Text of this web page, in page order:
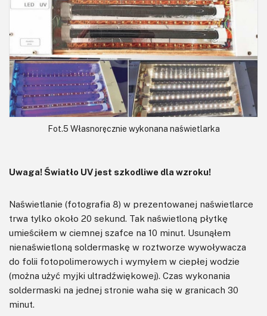
Fot.5 Własnoręcznie wykonana naświetlarka
Uwaga! Światło UV jest szkodliwe dla wzroku!
Naświetlanie (fotografia 8) w prezentowanej naświetlarce
trwa tylko około 20 sekund. Tak naświetloną płytkę
umieściłem w ciemnej szafce na 10 minut. Usunąłem
nienaświetloną soldermaskę w roztworze wywoływacza
do folii fotopolimerowych i wymyłem w ciepłej wodzie
(można użyć myjki ultradźwiękowej). Czas wykonania
soldermaski na jednej stronie waha się w granicach 30
minut.